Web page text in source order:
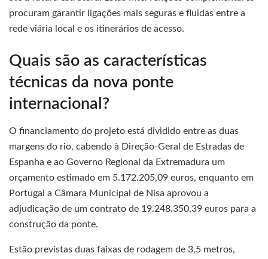
procuram garantir ligações mais seguras e fluidas entre a
rede viária local e os itinerários de acesso.
Quais são as características
técnicas da nova ponte
internacional?
O financiamento do projeto está dividido entre as duas
margens do rio, cabendo à Direção-Geral de Estradas de
Espanha e ao Governo Regional da Extremadura um
orçamento estimado em 5.172.205,09 euros, enquanto em
Portugal a Câmara Municipal de Nisa aprovou a
adjudicação de um contrato de 19.248.350,39 euros para a
construção da ponte.
Estão previstas duas faixas de rodagem de 3,5 metros,